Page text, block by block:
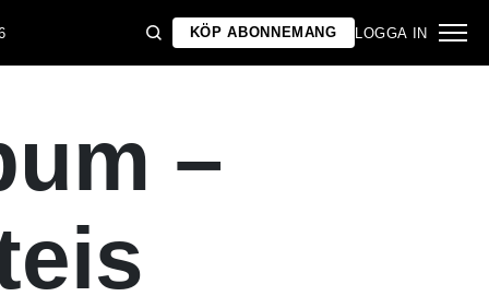
KÖP ABONNEMANG LOGGA IN
–